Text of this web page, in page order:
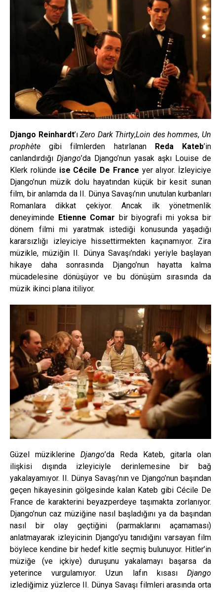
Django Reinhardt’ıZero Dark Thirty,Loin des hommes, Un
prophète gibi filmlerden hatırlanan Reda Kateb’in
canlandırdığı Django’da Django’nun yasak aşkı Louise de
Klerk rolünde ise Cécile De France yer alıyor. İzleyiciye
Django’nun müzik dolu hayatından küçük bir kesit sunan
film, bir anlamda da II. Dünya Savaşı’nın unutulan kurbanları
Romanlara dikkat çekiyor. Ancak ilk yönetmenlik
deneyiminde Etienne Comar bir biyografi mi yoksa bir
dönem filmi mi yaratmak istediği konusunda yaşadığı
kararsızlığı izleyiciye hissettirmekten kaçınamıyor. Zira
müzikle, müziğin II. Dünya Savaşı’ndaki yeriyle başlayan
hikaye daha sonrasında Django’nun hayatta kalma
mücadelesine dönüşüyor ve bu dönüşüm sırasında da
müzik ikinci plana itiliyor.
Güzel müziklerine Django’da Reda Kateb, gitarla olan
ilişkisi dışında izleyiciyle derinlemesine bir bağ
yakalayamıyor. II. Dünya Savaşı’nın ve Django’nun başından
geçen hikayesinin gölgesinde kalan Kateb gibi Cécile De
France de karakterini beyazperdeye taşımakta zorlanıyor.
Django’nun caz müziğine nasıl başladığını ya da başından
nasıl bir olay geçtiğini (parmaklarını açamaması)
anlatmayarak izleyicinin Django’yu tanıdığını varsayan film
böylece kendine bir hedef kitle seçmiş bulunuyor. Hitler’in
müziğe (ve içkiye) duruşunu yakalamayı başarsa da
yeterince vurgulamıyor. Uzun lafın kısası Django
izlediğimiz yüzlerce II. Dünya Savaşı filmleri arasında orta